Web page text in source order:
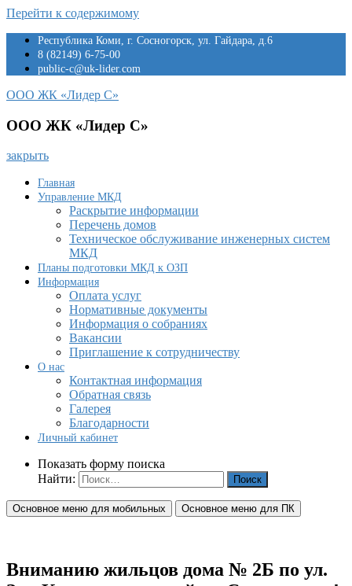
Перейти к содержимому
Республика Коми, г. Сосногорск, ул. Гайдара, д.6
8 (82149) 6-75-00
public-c@uk-lider.com
ООО ЖК «Лидер С»
ООО ЖК «Лидер С»
закрыть
Главная
Управление МКД
Раскрытие информации
Перечень домов
Техническое обслуживание инженерных систем
МКД
Планы подготовки МКД к ОЗП
Информация
Оплата услуг
Нормативные документы
Информация о собраниях
Вакансии
Приглашение к сотрудничеству
О нас
Контактная информация
Обратная связь
Галерея
Благодарности
Личный кабинет
Показать форму поиска
Найти:
Основное меню для мобильных Основное меню для ПК
Вниманию жильцов дома № 2Б по ул.